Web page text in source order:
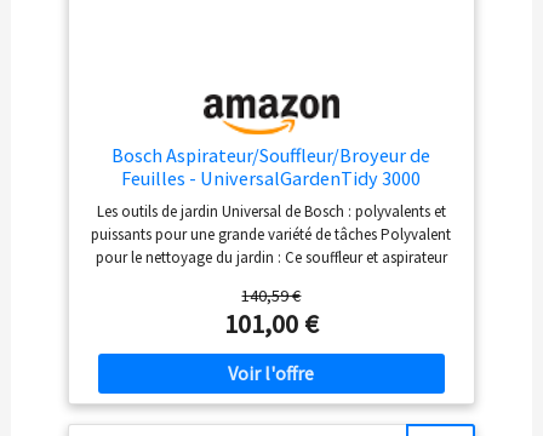
Bosch Aspirateur/Souffleur/Broyeur de
Feuilles - UniversalGardenTidy 3000
Les outils de jardin Universal de Bosch : polyvalents et
puissants pour une grande variété de tâches Polyvalent
pour le nettoyage du jardin : Ce souffleur et aspirateur
la fois d’aspirer, de souffler et de broyer les feuilles et
déchets végétaux Grand confort acoustique : L’
aspirateur de feuilles affiche avec 99 dB(A) un niveau
sonore réduit de jusqu’à 75 % Changement de mode en
un seul geste : Commutation simple et rapide entre les
140,59 €
101,00 €